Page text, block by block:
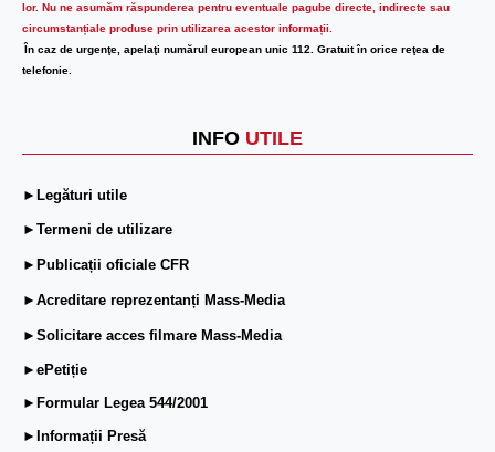
lor. Nu ne asumăm răspunderea pentru eventuale pagube directe, indirecte sau
circumstanțiale produse prin utilizarea acestor informații.
În caz de urgenţe, apelaţi numărul european unic 112. Gratuit în orice reţea de
telefonie.
INFO UTILE
►Legături utile
►Termeni de utilizare
►Publicații oficiale CFR
►Acreditare reprezentanți Mass-Media
►Solicitare acces filmare Mass-Media
►ePetiție
►Formular Legea 544/2001
►Informații Presă